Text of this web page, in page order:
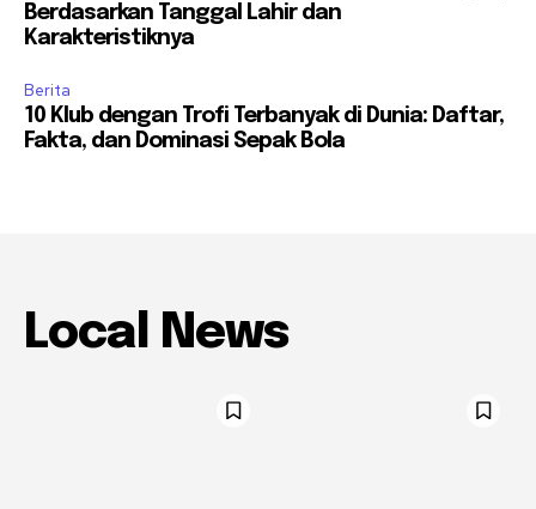
Berdasarkan Tanggal Lahir dan
Karakteristiknya
Berita
10 Klub dengan Trofi Terbanyak di Dunia: Daftar,
Fakta, dan Dominasi Sepak Bola
Local News